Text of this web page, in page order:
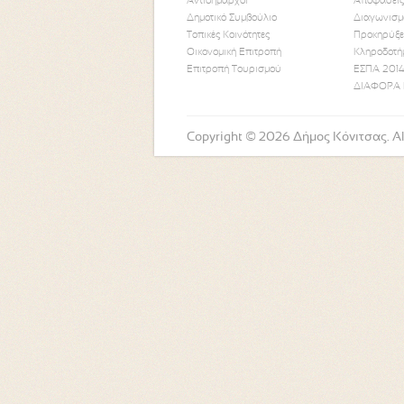
Δημοτικό Συμβούλιο
Τοπικές Κοινότητες
Οικονομική Επιτροπή
Επιτροπή Τουρισμού
ΕΣΠΑ
ΔΙΑΦΟΡΑ
Copyright © 2026 Δήμος Κόνιτσας.